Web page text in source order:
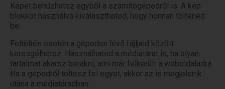
Képet behúzhatsz egyből a számítógépedről is. A kép
blokkot használva kiválaszthatod, hogy honnan töltenéd
be.
Feltöltés esetén a gépeden lévő fájljaid között
keresgélhetsz. Használhatod a médiatárat is, ha olyan
tartalmat akarsz berakni, ami már felkerült a weboldaladra.
Ha a gépedről töltesz fel egyet, akkor az is megjelenik
utána a médiatáradban.